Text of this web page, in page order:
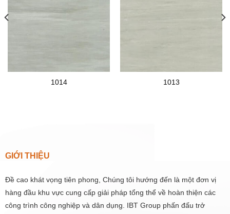
1014 1013
GIỚI THIỆU
Đề cao khát vọng tiên phong, Chúng tôi hướng đến là một đơn vị
hàng đầu khu vực cung cấp giải pháp tổng thể về hoàn thiện các
công trình công nghiệp và dân dụng. IBT Group phấn đấu trở